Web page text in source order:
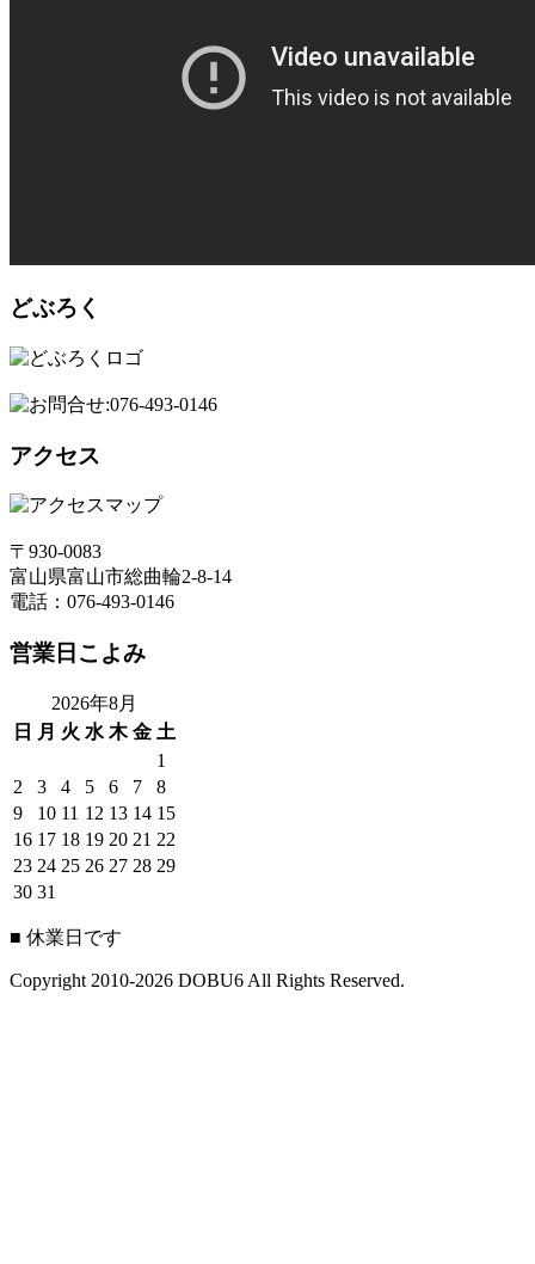
どぶろく
アクセス
〒930-0083
富山県富山市総曲輪2-8-14
電話：076-493-0146
営業日こよみ
2026年8月
日
月 火 水 木 金 土
1
2
3 4 5 6 7
8
9
10 11 12 13 14 15
16 17 18 19 20 21 22
23 24 25 26 27 28 29
30 31
■ 休業日です
Copyright 2010-2026 DOBU6 All Rights Reserved.